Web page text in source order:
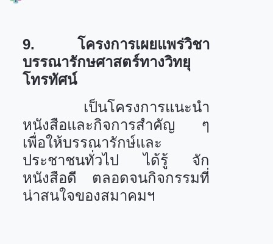
9. โครงการเผยแพร่วิชา
บรรณารักษศาสตร์ทางวิทยุ
โทรทัศน์
เป็นโครงการแนะนำ
หนังสือและกิจการสำคัญ ๆ
เพื่อให้บรรณารักษ์และ
ประชาชนทั่วไป ได้รู้ จัก
หนังสือดี ตลอดจนกิจกรรมที่
น่าสนใจของสมาคมฯ